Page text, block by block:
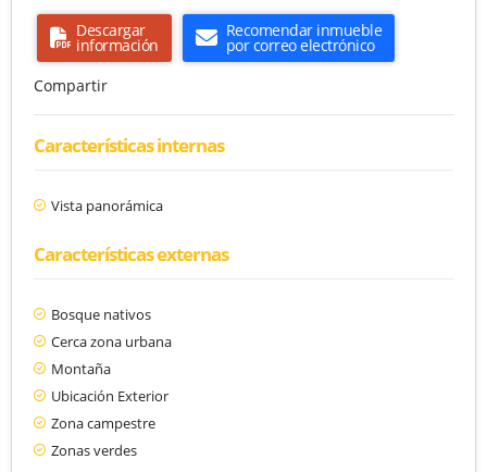
Descargar
información
Recomendar inmueble
por correo electrónico
Compartir
Características internas
Vista panorámica
Características externas
Bosque nativos
Cerca zona urbana
Montaña
Ubicación Exterior
Zona campestre
Zonas verdes